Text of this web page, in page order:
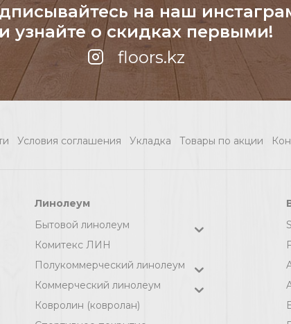
(90 м2) [цел]
на наш
и узнайте о скидках первыми!
floors.kz
Условия соглашения Укладка Товары по акции
Линолеум
Бытовой линолеум
Комитекс ЛИН
Полукоммерческий линолеум
Коммерческий линолеум
Ковролин (ковролан)